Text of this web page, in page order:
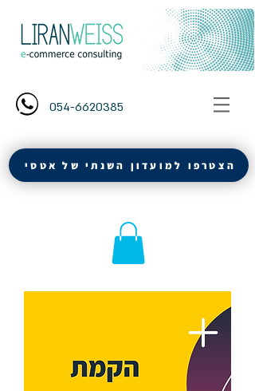
054-6620385
הצטרפו למועדון השנתי של אטסי